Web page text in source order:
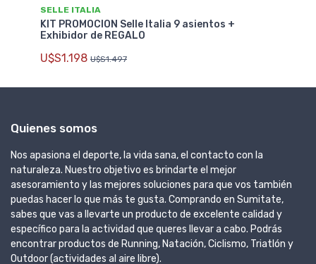
SELLE ITALIA
KIT PROMOCION Selle Italia 9 asientos +
Exhibidor de REGALO
U$S1.198 U$S1.497
Quienes somos
Nos apasiona el deporte, la vida sana, el contacto con la
naturaleza. Nuestro objetivo es brindarte el mejor
asesoramiento y las mejores soluciones para que vos también
puedas hacer lo que más te gusta. Comprando en Sumitate,
sabes que vas a llevarte un producto de excelente calidad y
específico para la actividad que queres llevar a cabo. Podrás
encontrar productos de Running, Natación, Ciclismo, Triatlón y
Outdoor (actividades al aire libre).